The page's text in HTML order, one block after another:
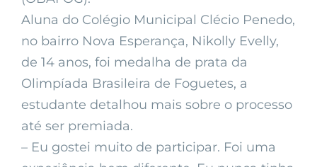
Aluna do Colégio Municipal Clécio Penedo,
no bairro Nova Esperança, Nikolly Evelly,
de 14 anos, foi medalha de prata da
Olimpíada Brasileira de Foguetes, a
estudante detalhou mais sobre o processo
até ser premiada.
– Eu gostei muito de participar. Foi uma